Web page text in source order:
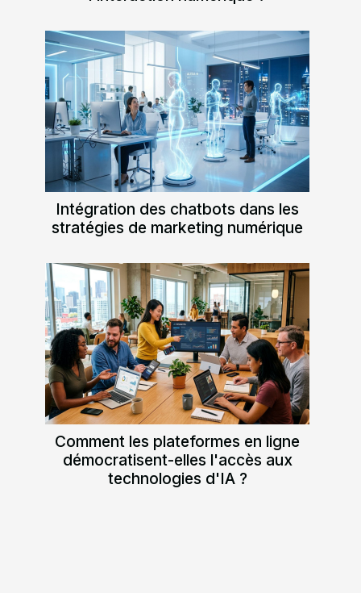
Intégration des chatbots dans les
stratégies de marketing numérique
Comment les plateformes en ligne
démocratisent-elles l'accès aux
technologies d'IA ?